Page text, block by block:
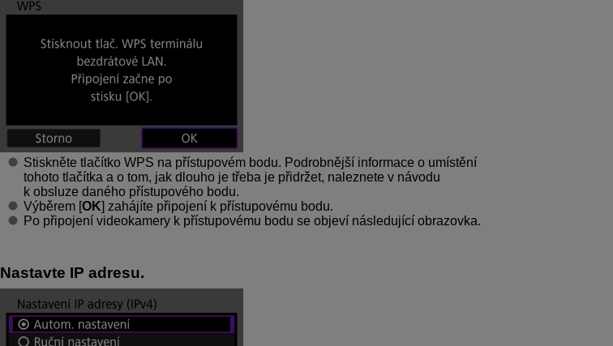
Stiskněte tlačítko WPS na přístupovém bodu. Podrobnější informace o umístění
tohoto tlačítka a o tom, jak dlouho je třeba je přidržet, naleznete v návodu
k obsluze daného přístupového bodu.
Výběrem [OK] zahájíte připojení k přístupovému bodu.
Po připojení videokamery k přístupovému bodu se objeví následující obrazovka.
Nastavte IP adresu.